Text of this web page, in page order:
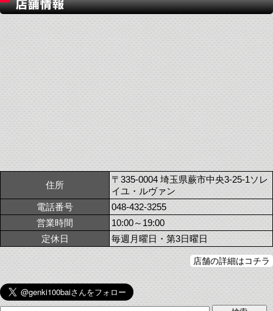
住所
〒335-0004 埼玉県蕨市中央3-25-1ソレ
イユ・ルヴァン
電話番号
048-432-3255
営業時間
10:00～19:00
定休日
毎週月曜日・第3日曜日
店舗の詳細はコチラ